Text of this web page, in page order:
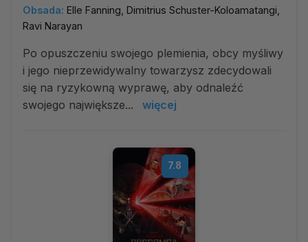
Obsada: Elle Fanning, Dimitrius Schuster-Koloamatangi,
Ravi Narayan
Po opuszczeniu swojego plemienia, obcy myśliwy
i jego nieprzewidywalny towarzysz zdecydowali
się na ryzykowną wyprawę, aby odnaleźć
swojego największe...
więcej
7.8